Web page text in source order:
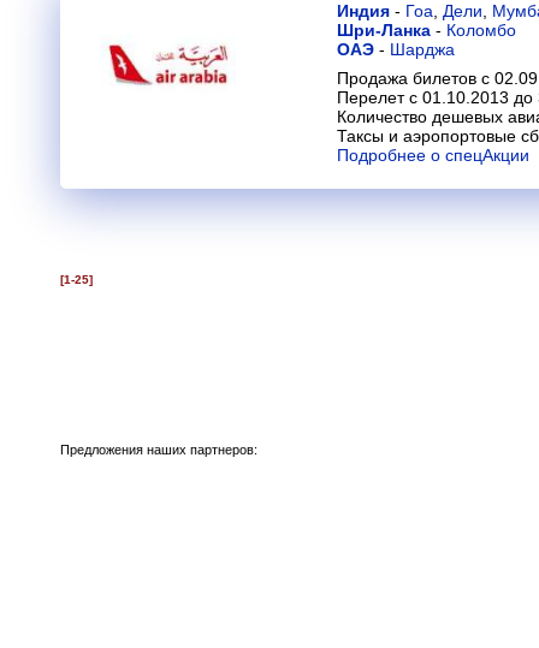
Индия - Гоа Дели
Шри-Ланка - Коломбо
ОАЭ - Шарджа
Продажа билетов с
Перелет с 01.10.2013 до
Количество дешевых
Таксы и аэропортовые
Подробнее о спецАкции
[1-25]
Предложения наших партнеров: